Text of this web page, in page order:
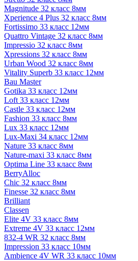
Magnitude 32 класс 8мм
Xperience 4 Plus 32 класс 8мм
Fortissimo 33 класс 12мм
Quattro Vintage 32 класс 8мм
Impressio 32 класс 8мм
Xpressions 32 класс 8мм
Urban Wood 32 класс 8мм
Vitality Superb 33 класс 12мм
Bau Master
Gotika 33 класс 12мм
Loft 33 класс 12мм
Castle 33 класс 12мм
Fashion 33 класс 8мм
Lux 33 класс 12мм
Lux-Maxi 34 класс 12мм
Nature 33 класс 8мм
Nature-maxi 33 класс 8мм
Optima Line 33 класс 8мм
BerryAlloc
Chic 32 класс 8мм
Finesse 32 класс 8мм
Brilliant
Classen
Elite 4V 33 класс 8мм
Extreme 4V 33 класс 12мм
832-4 WR 32 класс 8мм
Impression 33 класс 10мм
Ambience 4V WR 33 класс 10мм